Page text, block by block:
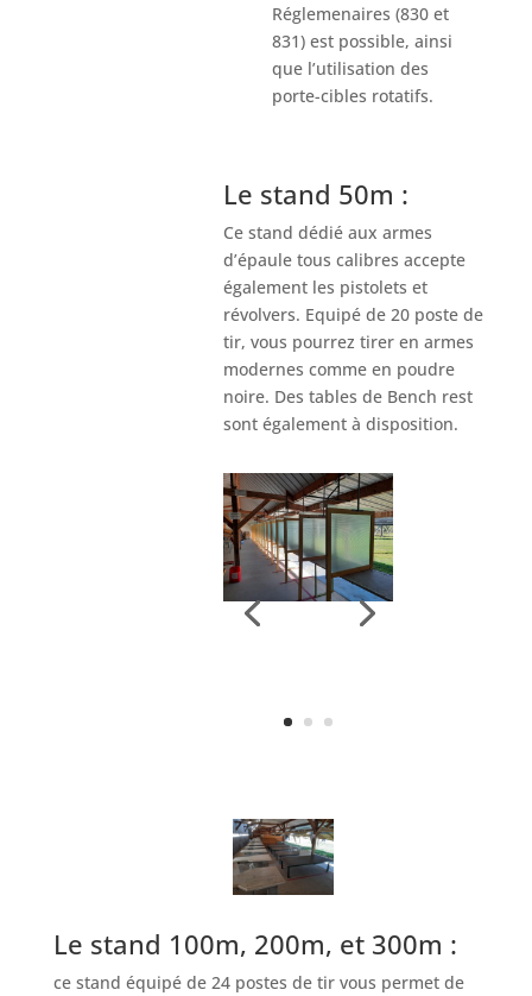
Réglemenaires (830 et
831) est possible, ainsi
que l’utilisation des
porte-cibles rotatifs.
Le stand 50m :
Ce stand dédié aux armes
d’épaule tous calibres accepte
également les pistolets et
révolvers. Equipé de 20 poste de
tir, vous pourrez tirer en armes
modernes comme en poudre
noire. Des tables de Bench rest
sont également à disposition.
Le stand 100m, 200m, et 300m :
ce stand équipé de 24 postes de tir vous permet de